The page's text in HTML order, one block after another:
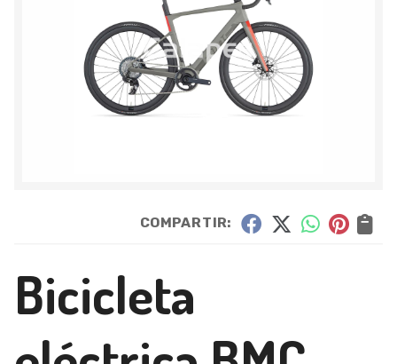
COMPARTIR:
Bicicleta